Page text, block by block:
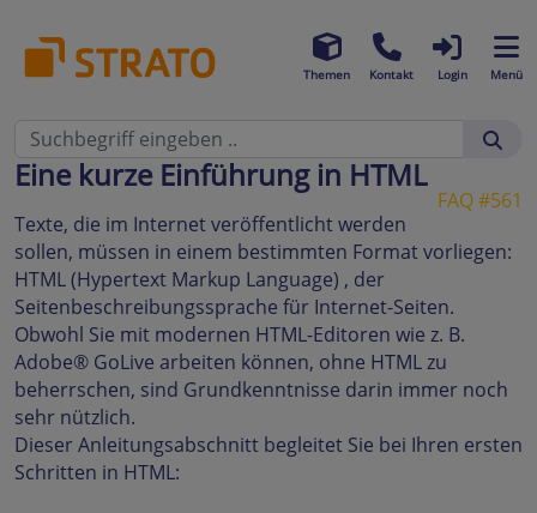
Themen Kontakt Login Menü
FAQ #561
Eine kurze Einführung in HTML
Texte, die im Internet veröffentlicht werden
sollen, müssen in einem bestimmten Format vorliegen:
HTML (Hypertext Markup Language) , der
Seitenbeschreibungssprache für Internet-Seiten.
Obwohl Sie mit modernen HTML-Editoren wie z. B.
Adobe® GoLive arbeiten können, ohne HTML zu
beherrschen, sind Grundkenntnisse darin immer noch
sehr nützlich.
Dieser Anleitungsabschnitt begleitet Sie bei Ihren ersten
Schritten in HTML: